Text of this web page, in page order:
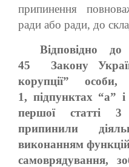
припинення
ради або ради, до
Відповідно
45
Закону
корупції”
особи,
1, підпунктах “а” і
першої статті
припинили
виконанням
самоврядування,